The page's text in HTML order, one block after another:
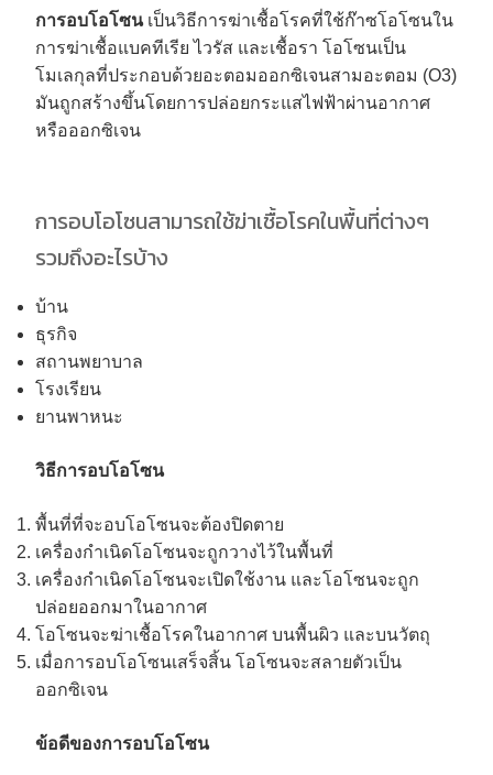
การอบโอโซนเป็นวิธีการฆ่าเชื้อโรคที่ใช้ก๊าซโอโซนใน
การฆ่าเชื้อแบคทีเรีย ไวรัส และเชื้อรา โอโซนเป็น
โมเลกุลที่ประกอบด้วยอะตอมออกซิเจนสามอะตอม (O3)
มันถูกสร้างขึ้นโดยการปล่อยกระแสไฟฟ้าผ่านอากาศ
หรือออกซิเจน
การอบโอโซนสามารถใช้ฆ่าเชื้อโรคในพื้นที่ต่างๆ
รวมถึงอะไรบ้าง
บ้าน
ธุรกิจ
สถานพยาบาล
โรงเรียน
ยานพาหนะ
วิธีการอบโอโซน
พื้นที่ที่จะอบโอโซนจะต้องปิดตาย
เครื่องกำเนิดโอโซนจะถูกวางไว้ในพื้นที่
เครื่องกำเนิดโอโซนจะเปิดใช้งาน และโอโซนจะถูก
ปล่อยออกมาในอากาศ
โอโซนจะฆ่าเชื้อโรคในอากาศ บนพื้นผิว และบนวัตถุ
เมื่อการอบโอโซนเสร็จสิ้น โอโซนจะสลายตัวเป็น
ออกซิเจน
ข้อดีของการอบโอโซน